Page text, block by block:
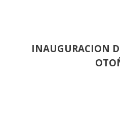
INAUGURACION